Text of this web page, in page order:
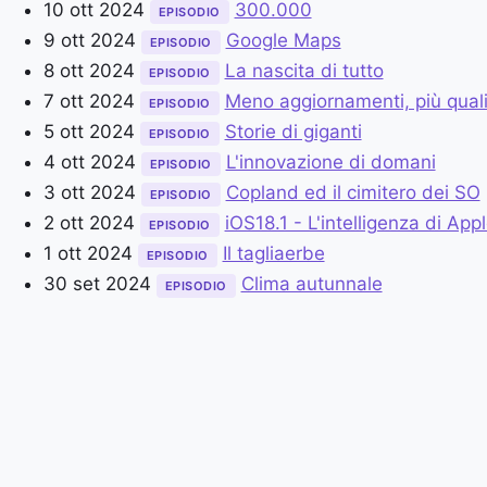
10 ott 2024
EPISODIO
300.000
9 ott 2024
EPISODIO
Google Maps
8 ott 2024
EPISODIO
La nascita di tutto
7 ott 2024
EPISODIO
Meno aggiornamenti, più
5 ott 2024
EPISODIO
Storie di giganti
4 ott 2024
EPISODIO
L'innovazione di domani
3 ott 2024
EPISODIO
Copland ed il cimitero dei SO
2 ott 2024
EPISODIO
iOS18.1 - L'intelligenza di
1 ott 2024
EPISODIO
Il tagliaerbe
30 set 2024
EPISODIO Clima autunnale